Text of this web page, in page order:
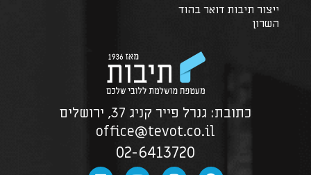
ייצור תיבות דואר בהוד
השרון
כתובת: גנרל פייר קניג 37, ירושלים
office@tevot.co.il
02-6413720